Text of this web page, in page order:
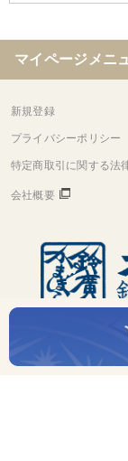
マイページメニ
新規登録
プライバシーポリシー
特定商取引に関する法
会社概要
Copyright